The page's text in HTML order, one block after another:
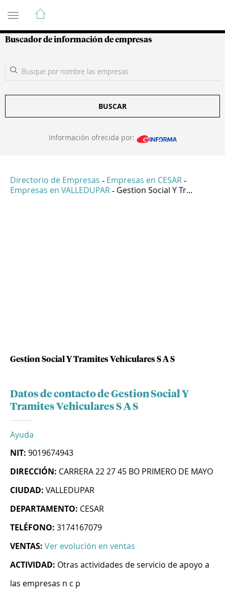
Guía de Empresas Colombianas
Buscador de información de empresas
BUSCAR
Información ofrecida por:
Directorio de Empresas - Empresas en CESAR -
Empresas en VALLEDUPAR - Gestion Social Y Tr...
Gestion Social Y Tramites Vehiculares S A S
Datos de contacto de Gestion Social Y
Tramites Vehiculares S A S
Ayuda
NIT: 9019674943
DIRECCIÓN: CARRERA 22 27 45 BO PRIMERO DE MAYO
CIUDAD: VALLEDUPAR
DEPARTAMENTO: CESAR
TELÉFONO: 3174167079
VENTAS: Ver evolución en ventas
ACTIVIDAD: Otras actividades de servicio de apoyo a
las empresas n c p